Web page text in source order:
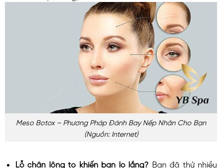
Meso Botox – Phương Pháp Đánh Bay Nếp Nhăn Cho Bạn
(nguồn: Internet)
Lỗ chân lông to khiến bạn lo lắng? Bạn đã thử nhiều